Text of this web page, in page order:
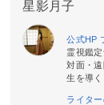
星影月子
公式HP
霊視鑑
対面・
生を導
ライタ